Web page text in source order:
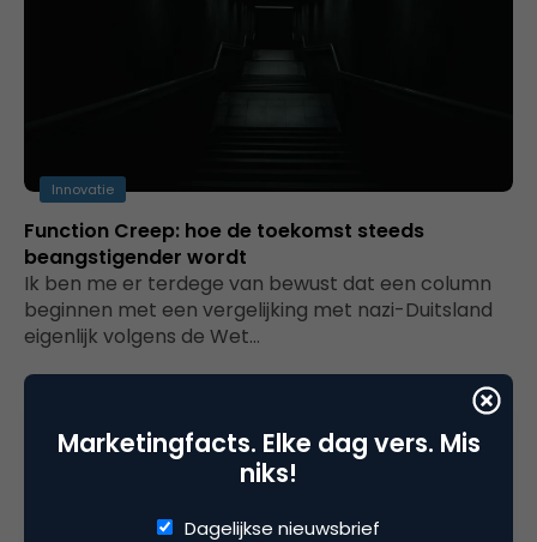
Innovatie
Function Creep: hoe de toekomst steeds
beangstigender wordt
Ik ben me er terdege van bewust dat een column
beginnen met een vergelijking met nazi-Duitsland
eigenlijk volgens de Wet…
Marketingfacts. Elke dag vers. Mis
niks!
Dagelijkse nieuwsbrief